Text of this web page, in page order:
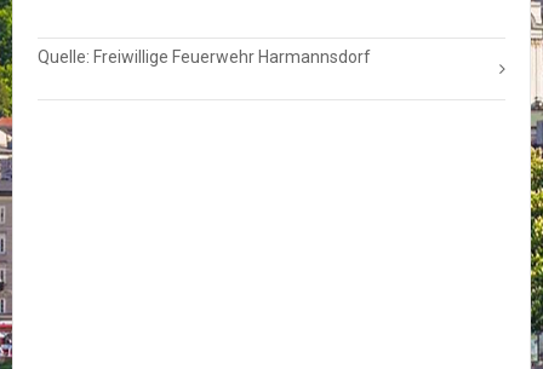
Quelle: Freiwillige Feuerwehr Harmannsdorf